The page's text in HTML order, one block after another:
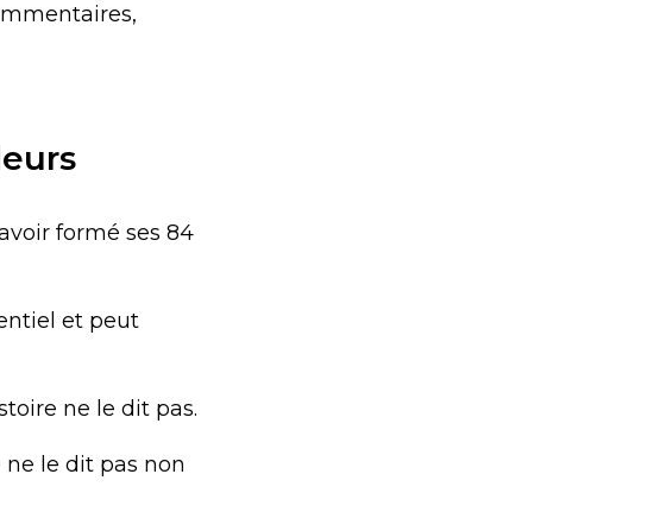
formé ses 84
et peut
ne le dit pas.
ne le dit pas non